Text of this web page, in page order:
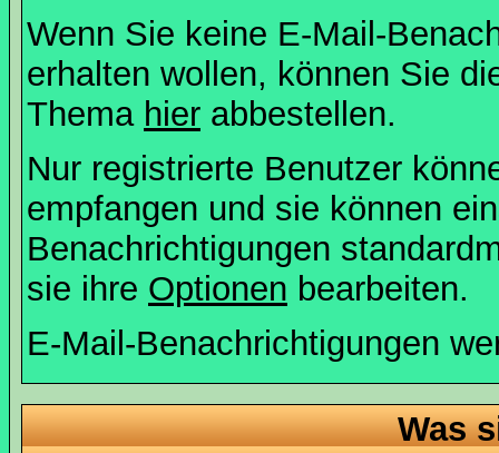
Wenn Sie keine E-Mail-
erhalten wollen, können Sie
Thema hier abbestellen.
Nur registrierte Benutzer
empfangen und sie können
Benachrichtigungen
sie ihre Optionen bearbeiten.
E-Mail-Benachrichtigungen
Was